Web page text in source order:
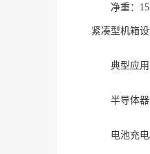
净重：
紧凑型机箱
典型应用
半导体
电池充电